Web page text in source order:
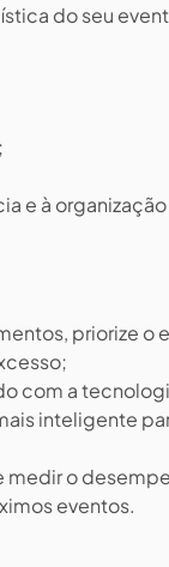
do seu
e à
priorize o
com a
inteligente
o
eventos.